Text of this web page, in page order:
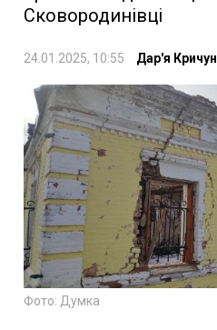
Сковородинівці
24.01.2025, 10:55 Дар'я Кричун
Фото: Думка